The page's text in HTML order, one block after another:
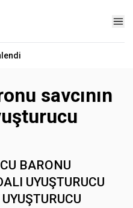
savcının
BARONU
UYUŞTURUCU